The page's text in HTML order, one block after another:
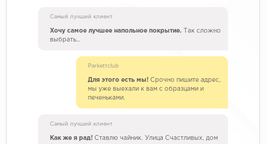
Самый лучший клиент
Хочу самое лучшее напольное покрытие. Так сложно
выбрать…
Parkettclub
Для этого есть мы! Срочно пишите адрес,
мы уже выехали к вам с образцами и
печеньками.
Самый лучший клиент
Как же я рад! Ставлю чайник. Улица Счастливых, дом